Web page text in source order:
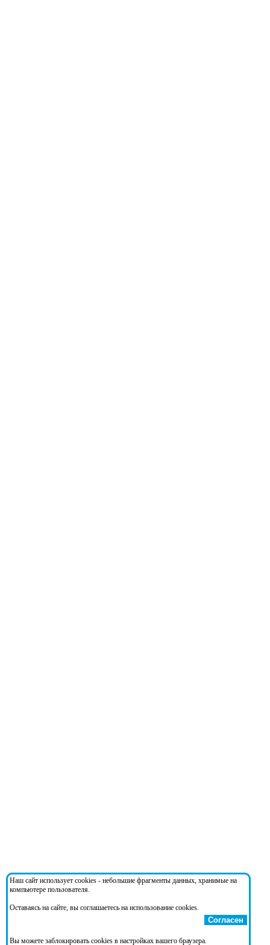
Наш сайт использует cookies - небольшие фрагменты данных, хранимые на
компьютере пользователя.
Оставаясь на сайте, вы соглашаетесь на использование cookies.
Согласен
Вы можете заблокировать cookies в настройках вашего браузера.